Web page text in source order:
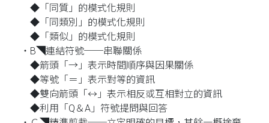
◆「同質」的模式化規則
◆「同類別」的模式化規則
◆「類似」的模式化規則
‧B◥連結符號──串聯關係
◆箭頭「→」表示時間順序與因果關係
◆等號「＝」表示對等的資訊
◆雙向箭頭「↔︎」表示相反或互相對立的資訊
◆利用「Q＆A」符號提問與回答